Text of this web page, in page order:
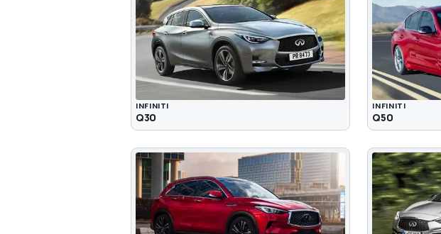
INFINITI
Q30
INFINITI
Q50